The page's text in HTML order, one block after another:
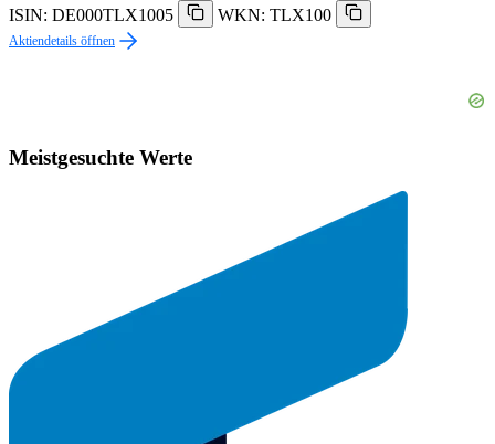
ISIN: DE000TLX1005
WKN: TLX100
Aktiendetails öffnen
Meistgesuchte Werte